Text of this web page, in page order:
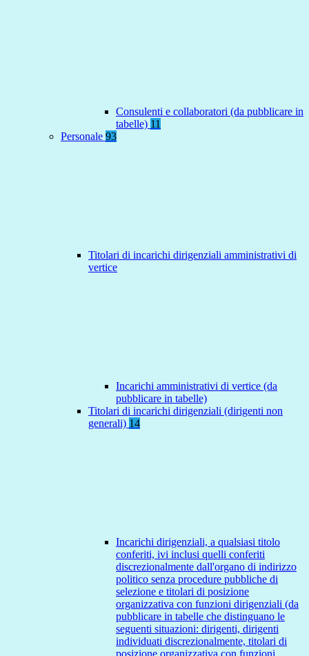
Consulenti e collaboratori (da pubblicare in
tabelle) 11
Personale 93
Titolari di incarichi dirigenziali amministrativi di
vertice
Incarichi amministrativi di vertice (da
pubblicare in tabelle)
Titolari di incarichi dirigenziali (dirigenti non
generali) 14
Incarichi dirigenziali, a qualsiasi titolo
conferiti, ivi inclusi quelli conferiti
discrezionalmente dall'organo di indirizzo
politico senza procedure pubbliche di
selezione e titolari di posizione
organizzativa con funzioni dirigenziali (da
pubblicare in tabelle che distinguano le
seguenti situazioni: dirigenti, dirigenti
individuati discrezionalmente, titolari di